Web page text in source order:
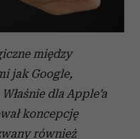
między
jak Google,
dla Apple’a
koncepcję
również